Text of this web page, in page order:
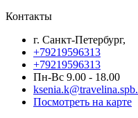
Контакты
г. Санкт-Петербург,
+79219596313
+79219596313
Пн-Вс 9.00 - 18.00
Посмотреть на карте